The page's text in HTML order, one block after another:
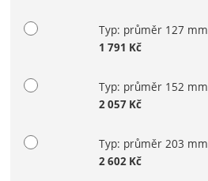
Typ: průměr 127 mm
1 791 Kč
Typ: průměr 152 mm
2 057 Kč
Typ: průměr 203 mm
2 602 Kč